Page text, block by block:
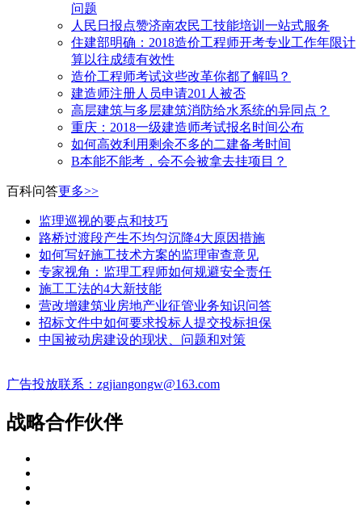
问题
人民日报点赞济南农民工技能培训一站式服务
住建部明确：2018造价工程师开考专业工作年限计
算以往成绩有效性
造价工程师考试这些改革你都了解吗？
建造师注册人员申请201人被否
高层建筑与多层建筑消防给水系统的异同点？
​重庆：2018一级建造师考试报名时间公布
如何高效利用剩余不多的二建备考时间
B本能不能考，会不会被拿去挂项目？
百科问答更多>>
监理巡视的要点和技巧
路桥过渡段产生不均匀沉降4大原因措施
如何写好施工技术方案的监理审查意见
专家视角：监理工程师如何规避安全责任
施工工法的4大新技能
营改增建筑业房地产业征管业务知识问答
招标文件中如何要求投标人提交投标担保
中国被动房建设的现状、问题和对策
广告投放联系：zgjiangongw@163.com
战略合作伙伴